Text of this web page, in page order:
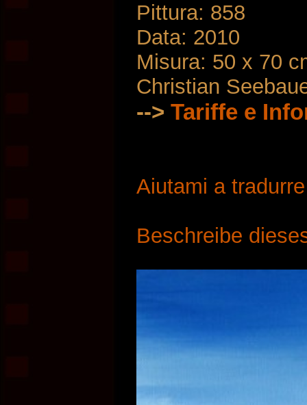
Pittura: 858
Data: 2010
Misura: 50 x 70
Christian
--> Tariffe e
Aiutami a
Beschreibe